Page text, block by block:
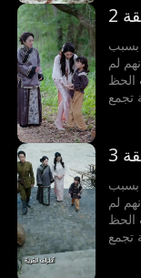
ومنذ
من
2
بسبب
لم
الحظ
تجمع
ومنذ
من
3
بسبب
لم
الحظ
تجمع